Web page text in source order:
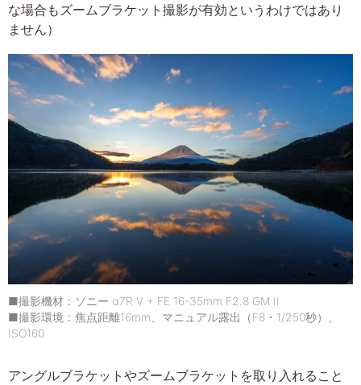
な場合もズームブラケット撮影が有効というわけではあり
ません）
■撮影機材：ソニー α7R V + FE 16-35mm F2.8 GM II
■撮影環境：焦点距離16mm、マニュアル露出（F8・1/250秒）、
ISO160
アングルブラケットやズームブラケットを取り入れること